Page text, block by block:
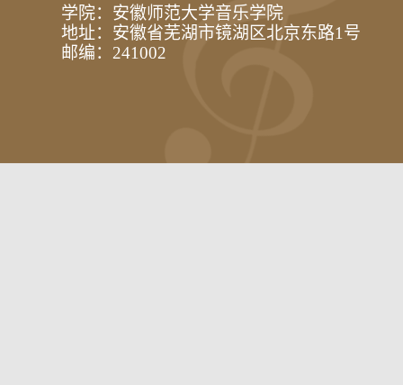
学院：安徽师范大学音乐学院
地址：安徽省芜湖市镜湖区北京东路1号
邮编：241002